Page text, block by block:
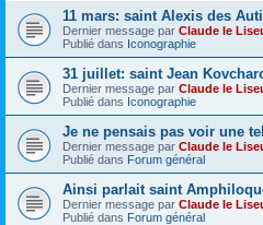
11 mars: saint Alexis des
Dernier message par Claude le
Publié dans Iconographie
31 juillet: saint Jean
Dernier message par Claude le
Publié dans Iconographie
Je ne pensais pas voir une
Dernier message par Claude le
Publié dans Forum général
Ainsi parlait saint
Dernier message par Claude le
Publié dans Forum général